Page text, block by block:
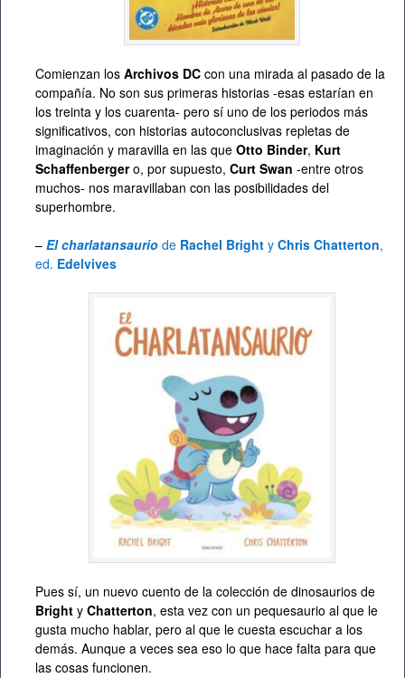
Comienzan los Archivos DC con una mirada al pasado de la
compañía. No son sus primeras historias -esas estarían en
los treinta y los cuarenta- pero sí uno de los periodos más
significativos, con historias autoconclusivas repletas de
imaginación y maravilla en las que Otto Binder, Kurt
Schaffenbergero, por supuesto, Curt Swan -entre otros
muchos- nos maravillaban con las posibilidades del
superhombre.
– El charlatansaurio de Rachel Bright y Chris Chatterton,
ed. Edelvives
Pues sí, un nuevo cuento de la colección de dinosaurios de
Bright y Chatterton, esta vez con un pequesaurio al que le
gusta mucho hablar, pero al que le cuesta escuchar a los
demás. Aunque a veces sea eso lo que hace falta para que
las cosas funcionen.